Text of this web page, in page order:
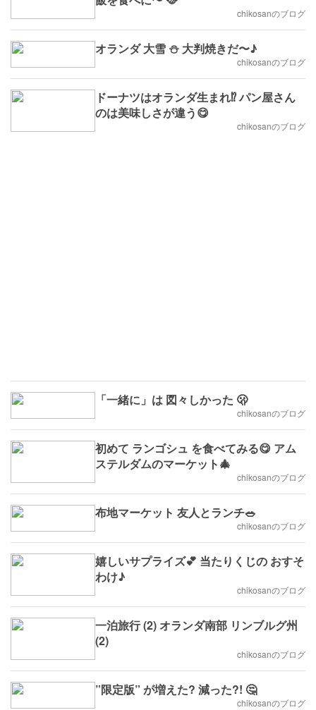
chikosanのブログ
オランダ 大雪 ⛄️ 大判焼きだ〜♪
chikosanのブログ
ドーナツはオランダ生まれ⁉️ パン屋さん
のは美味しさが違う😋
chikosanのブログ
「一緒に」は 図々しかった 🫢
chikosanのブログ
初めて ランゴシュ を食べてみる😋 アム
ステルダムのマーケット🎄
chikosanのブログ
布地マーケット 友人とランチ🥗
chikosanのブログ
嬉しいサプライズ💕 当たりくじの おすそ
わけ♪
chikosanのブログ
一泊旅行 (2) オランダ南部 リンブルグ州
(2)
chikosanのブログ
”限定版” が増えた? 減った?! 🤔
chikosanのブログ